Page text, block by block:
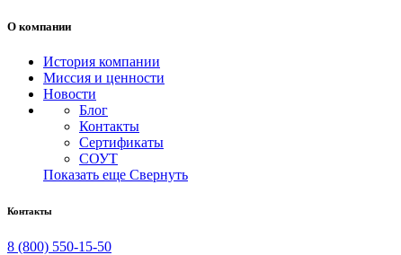
О компании
История компании
Миссия и ценности
Новости
Блог
Контакты
Сертификаты
СОУТ
Показать еще Свернуть
Контакты
8 (800) 550-15-50